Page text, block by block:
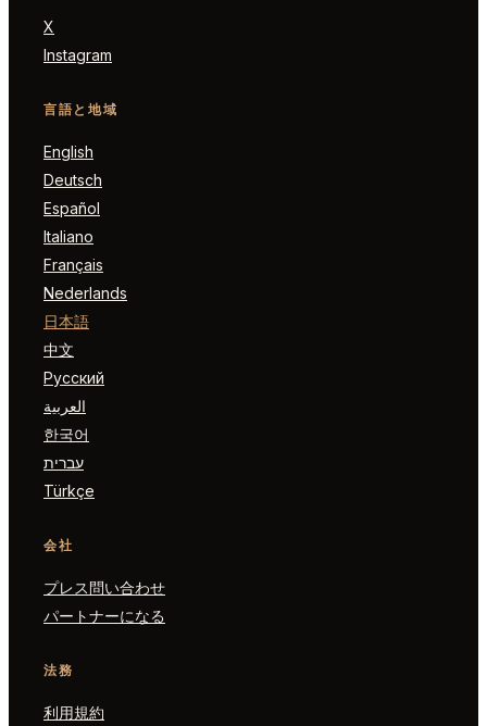
X
Instagram
言語と地域
English
Deutsch
Español
Italiano
Français
Nederlands
日本語
中文
Русский
العربية
한국어
עברית
Türkçe
会社
プレス問い合わせ
パートナーになる
法務
利用規約